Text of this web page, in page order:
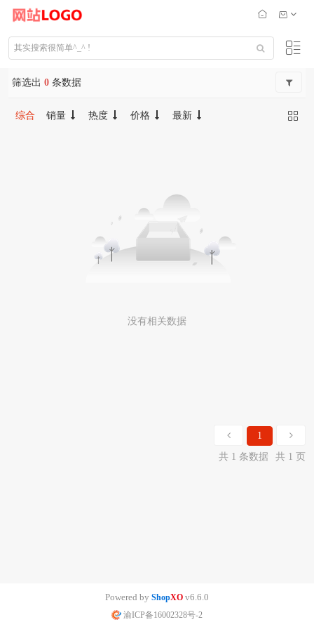
筛选出 0 条数据
综合 销量 热度 价格 最新
没有相关数据
1
共 1 条数据
共 1 页
Powered by ShopXO v6.6.0
渝ICP备16002328号-2